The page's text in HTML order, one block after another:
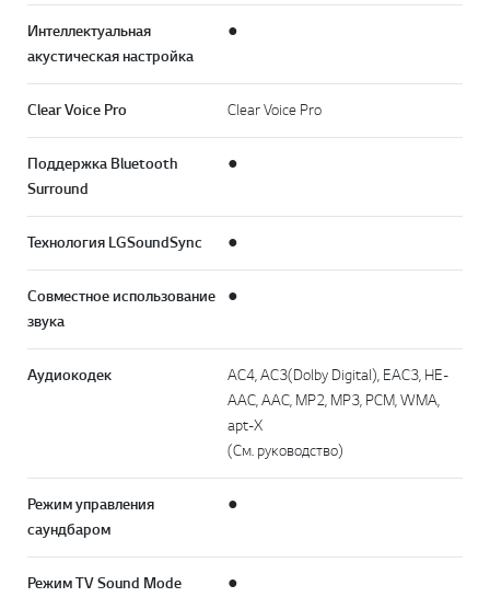
Интеллектуальная
акустическая настройка
●
Clear Voice Pro Clear Voice Pro
Поддержка Bluetooth
Surround
●
Технология LG Sound Sync ●
Совместное использование
звука
●
Аудиокодек
AC4, AC3(Dolby Digital), EAC3, HE-
AAC, AAC, MP2, MP3, PCM, WMA,
apt-X
(См. руководство)
Режим управления
саундбаром
●
Режим TV Sound Mode
●